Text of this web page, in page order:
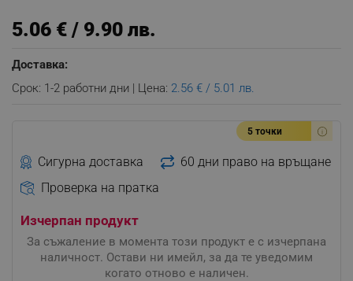
5.06 € / 9.90 лв.
Доставка:
Срок: 1-2 работни дни | Цена: 2.56 € / 5.01 лв.
5 точки
Сигурна доставка
60 дни право на връщане
Проверка на пратка
Изчерпан продукт
За съжаление в момента този продукт е с изчерпана
наличност. Остави ни имейл, за да те уведомим
когато отново е наличен.